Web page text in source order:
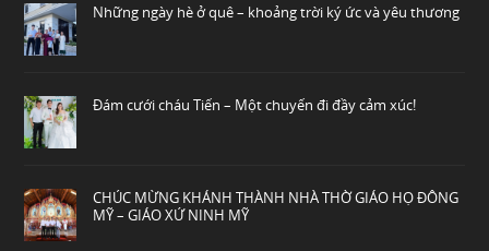
Những ngày hè ở quê – khoảng trời ký ức và yêu thương
Đám cưới cháu Tiến – Một chuyến đi đầy cảm xúc!
CHÚC MỪNG KHÁNH THÀNH NHÀ THỜ GIÁO HỌ ĐÔNG
MỸ – GIÁO XỨ NINH MỸ